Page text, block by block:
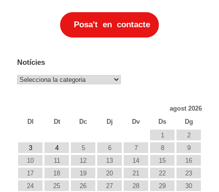
Posa't en contacte
Notícies
Notícies
agost 2026
Dl
Dt Dc Dj Dv Ds
Dg
1
2
3
4 5 6 7 8
9
10
11 12 13 14 15
16
17
18 19 20 21 22
23
24
25 26 27 28 29
30